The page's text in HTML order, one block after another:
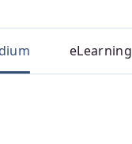
eLearning